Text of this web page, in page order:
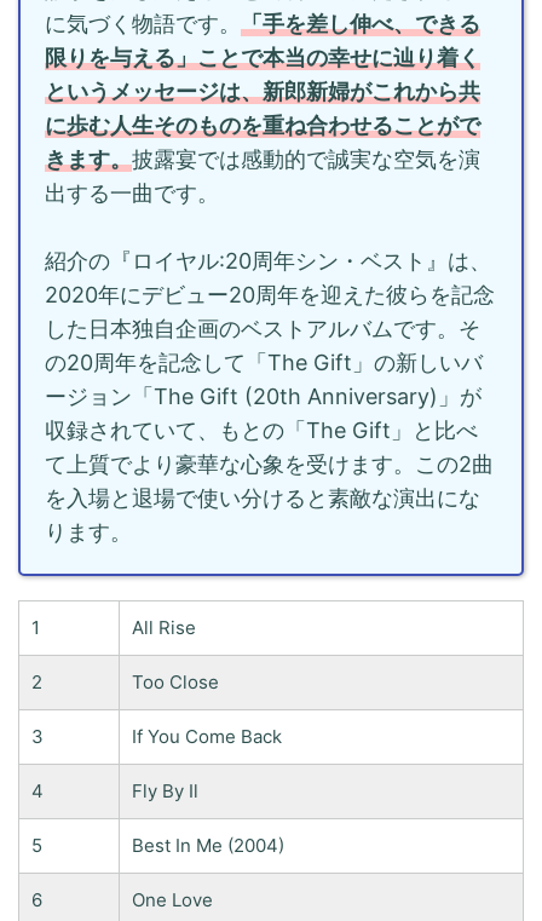
に気づく物語です。 「手を差し伸べ、できる
限りを与える」ことで本当の幸せに辿り着く
というメッセージは、新郎新婦がこれから共
に歩む人生そのものを重ね合わせることがで
きます。披露宴では感動的で誠実な空気を演
出する一曲です。
紹介の『ロイヤル:20周年シン・ベスト』は、
2020年にデビュー20周年を迎えた彼らを記念
した日本独自企画のベストアルバムです。そ
の20周年を記念して「The Gift」の新しいバ
ージョン「The Gift (20th Anniversary)」が
収録されていて、もとの「The Gift」と比べ
て上質でより豪華な心象を受けます。この2曲
を入場と退場で使い分けると素敵な演出にな
ります。
1 All Rise
2 Too Close
3 If You Come Back
4 Fly By Il
5 Best In Me (2004)
6 One Love